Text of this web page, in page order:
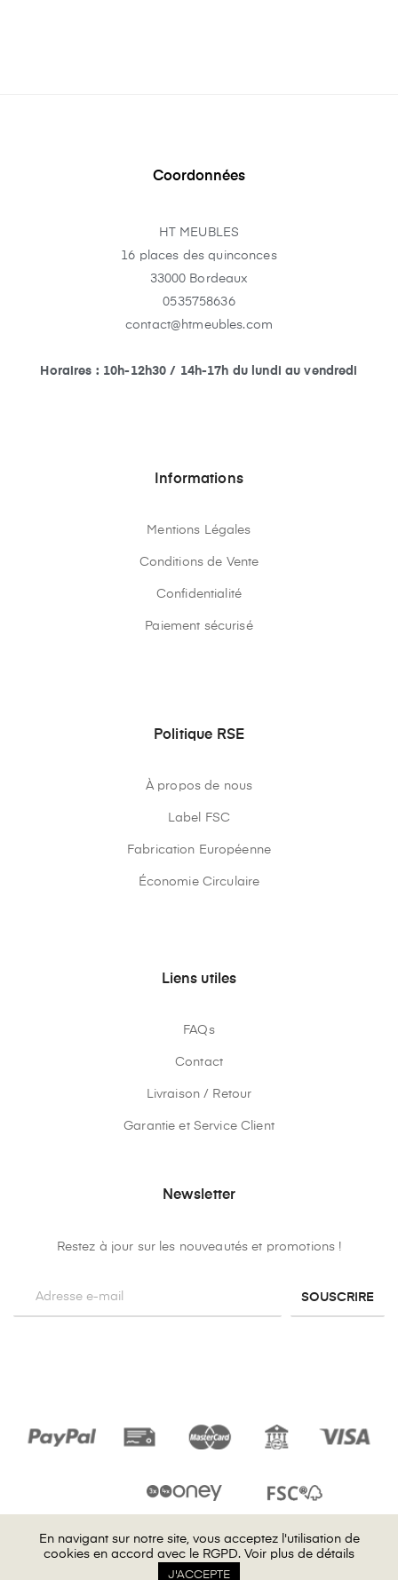
En navigant sur notre site, vous acceptez l'utilisation de
cookies en accord avec le RGPD. Voir plus de détails
J'ACCEPTE
Coordonnées
HT MEUBLES
16 places des quinconces
33000 Bordeaux
0535758636
contact@htmeubles.com
Horaires : 10h-12h30 / 14h-17h du lundi au vendredi
Informations
Mentions Légales
Conditions de Vente
Confidentialité
Paiement sécurisé
Politique RSE
À propos de nous
Label FSC
Fabrication Européenne
Économie Circulaire
Liens utiles
FAQs
Contact
Livraison / Retour
Garantie et Service Client
Newsletter
Restez à jour sur les nouveautés et promotions !
SOUSCRIRE
En navigant sur notre site, vous acceptez l'utilisation de
cookies en accord avec le RGPD. Voir plus de détails
J'ACCEPTE